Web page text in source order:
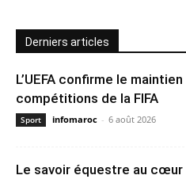
Derniers articles
L’UEFA confirme le
compétitions de la FIFA
Sport infomaroc - 6 août 2026
Le savoir équestre au cœur